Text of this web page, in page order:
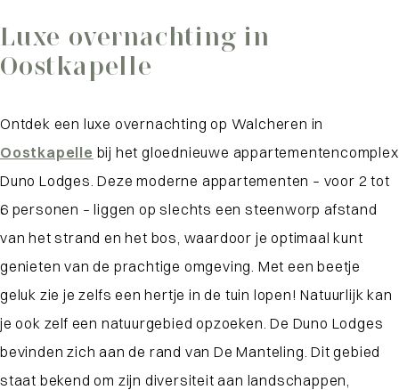
Luxe overnachting in
Oostkapelle
Ontdek een luxe overnachting op Walcheren in
Oostkapelle bij het gloednieuwe appartementencomplex
Duno Lodges. Deze moderne appartementen – voor 2 tot
6 personen – liggen op slechts een steenworp afstand
van het strand en het bos, waardoor je optimaal kunt
genieten van de prachtige omgeving. Met een beetje
geluk zie je zelfs een hertje in de tuin lopen! Natuurlijk kan
je ook zelf een natuurgebied opzoeken. De Duno Lodges
bevinden zich aan de rand van De Manteling. Dit gebied
staat bekend om zijn diversiteit aan landschappen,